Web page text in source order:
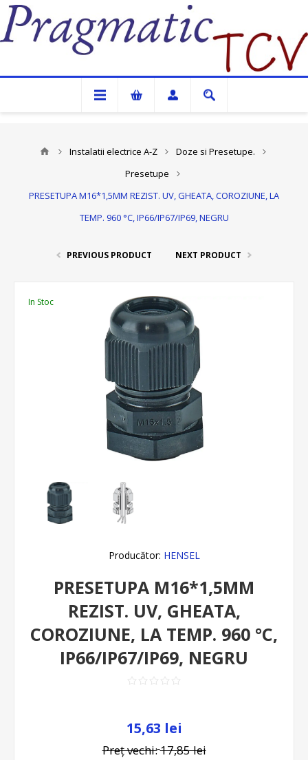
Pragmatic TCV
Instalatii electrice A-Z
Doze si Presetupe.
Presetupe
PRESETUPA M16*1,5MM REZIST. UV, GHEATA, COROZIUNE, LA
TEMP. 960 °C, IP66/IP67/IP69, NEGRU
PREVIOUS PRODUCT NEXT PRODUCT
In Stoc
Producător: HENSEL
PRESETUPA M16*1,5MM
REZIST. UV, GHEATA,
COROZIUNE, LA TEMP. 960 °C,
IP66/IP67/IP69, NEGRU
15,63 lei
Preț vechi:17,85 lei